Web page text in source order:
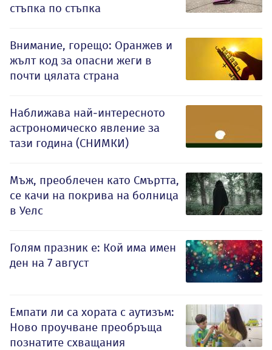
стъпка по стъпка
Внимание, горещо: Оранжев и
жълт код за опасни жеги в
почти цялата страна
Наближава най-интересното
астрономическо явление за
тази година (СНИМКИ)
Мъж, преоблечен като Смъртта,
се качи на покрива на болница
в Уелс
Голям празник е: Кой има имен
ден на 7 август
Емпати ли са хората с аутизъм:
Ново проучване преобръща
познатите схващания